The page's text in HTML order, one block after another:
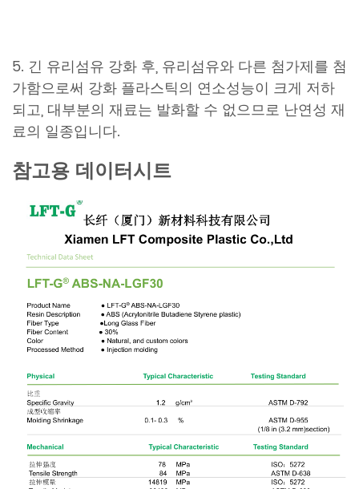
5. 긴 유리섬유 강화 후, 유리섬유와 다른 첨가제를 첨
가함으로써 강화 플라스틱의 연소성능이 크게 저하
되고, 대부분의 재료는 발화할 수 없으므로 난연성 재
료의 일종입니다.
참고용 데이터시트